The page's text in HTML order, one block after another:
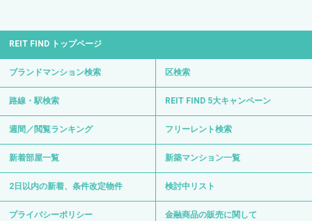
REIT FIND トップページ
ブランドマンション検索 区検索
路線・駅検索 REIT FIND 5大キャンペーン
週間／閲覧ランキング フリーレント検索
新着部屋一覧 新築マンション一覧
2日以内の新着、条件改定物件 検討中リスト
プライバシーポリシー 金融商品の販売に関して